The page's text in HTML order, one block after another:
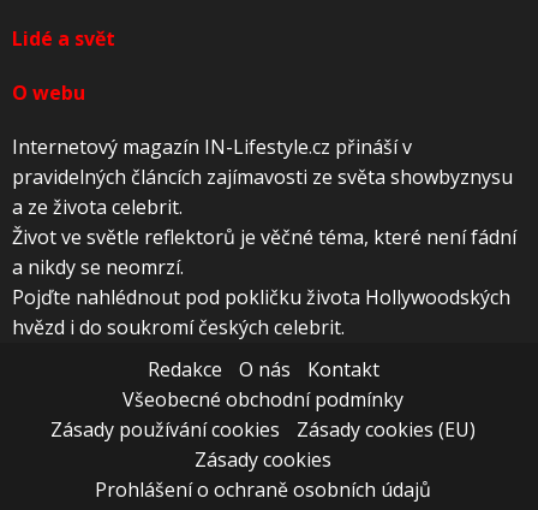
Lidé a svět
O webu
Internetový magazín IN-Lifestyle.cz přináší v
pravidelných článcích zajímavosti ze světa showbyznysu
a ze života celebrit.
Život ve světle reflektorů je věčné téma, které není fádní
a nikdy se neomrzí.
Pojďte nahlédnout pod pokličku života Hollywoodských
hvězd i do soukromí českých celebrit.
Redakce
O nás
Kontakt
Všeobecné obchodní podmínky
Zásady používání cookies
Zásady cookies (EU)
Zásady cookies
Prohlášení o ochraně osobních údajů